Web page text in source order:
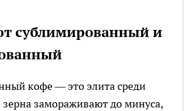
сублимированный и
кофе — это элита среди
замораживают до минуса,